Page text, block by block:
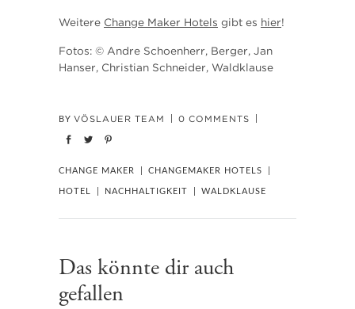
Weitere Change Maker Hotels gibt es hier!
Fotos: © Andre Schoenherr, Berger, Jan
Hanser, Christian Schneider, Waldklause
BY VÖSLAUER TEAM 0 COMMENTS
CHANGE MAKER CHANGEMAKER HOTELS
HOTEL NACHHALTIGKEIT WALDKLAUSE
Das könnte dir auch
gefallen